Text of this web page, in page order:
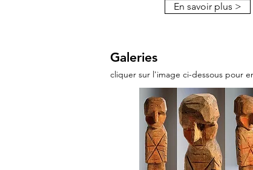
En savoir plus >
Galeries
cliquer sur l'image ci-dessous pour